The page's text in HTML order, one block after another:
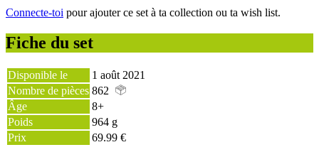
Connecte-toi pour ajouter ce set à ta collection ou ta wish list.
Fiche du set
Disponible le
1 août 2021
Nombre de pièces 862
Âge
8+
Poids
964 g
Prix
69.99 €